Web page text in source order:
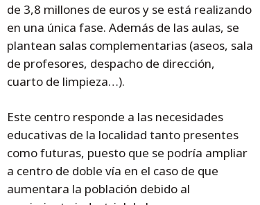
de 3,8 millones de euros y se está realizando
en una única fase. Además de las aulas, se
plantean salas complementarias (aseos, sala
de profesores, despacho de dirección,
cuarto de limpieza…).
Este centro responde a las necesidades
educativas de la localidad tanto presentes
como futuras, puesto que se podría ampliar
a centro de doble vía en el caso de que
aumentara la población debido al